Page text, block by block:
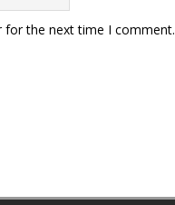
for the next time I comment.